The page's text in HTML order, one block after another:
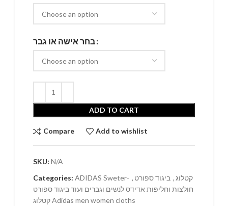
בחר אישה או גבר
ADD TO CART
Compare Add to wishlist
SKU: N/A
Categories:
ADIDAS Sweter- קטלוג, ביגוד ספורט ,
חולצות וחליפות אדידס לנשים וגברים ועוד ביגוד ספורט
קטלוג Adidas men women cloths